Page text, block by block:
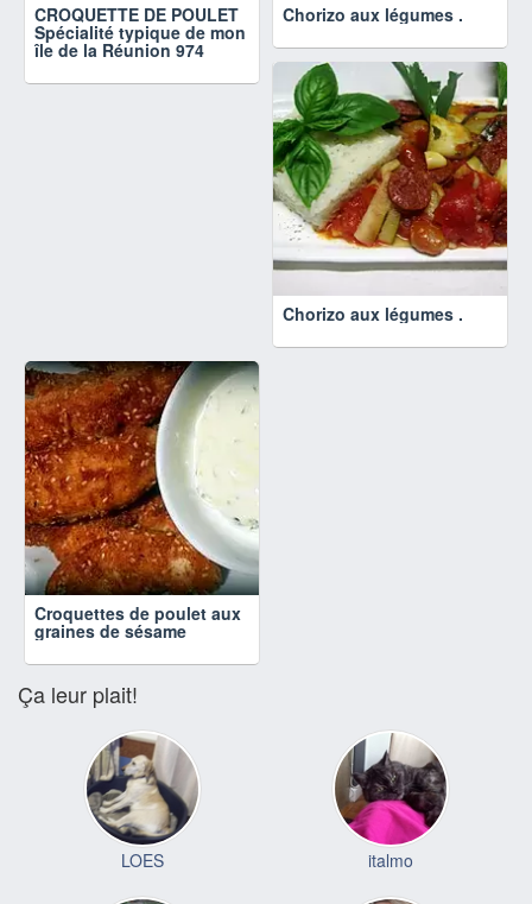
CROQUETTE DE POULET
Spécialité typique de mon
île de la Réunion 974
Chorizo aux légumes .
Chorizo aux légumes .
Croquettes de poulet aux
graines de sésame
Ça leur plait!
LOES italmo